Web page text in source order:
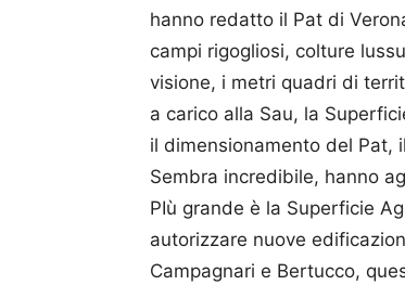
hanno redatto il Pat di
campi rigogliosi, colture
visione, i metri quadri di
a carico alla Sau, la
il dimensionamento del Pat,
Sembra incredibile, hanno
PIù grande è la Superficie
autorizzare nuove
Campagnari e Bertucco,